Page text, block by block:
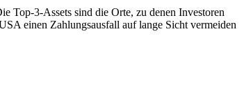
Top-3-Assets sind die Orte, zu denen Investoren
einen Zahlungsausfall auf lange Sicht vermeiden